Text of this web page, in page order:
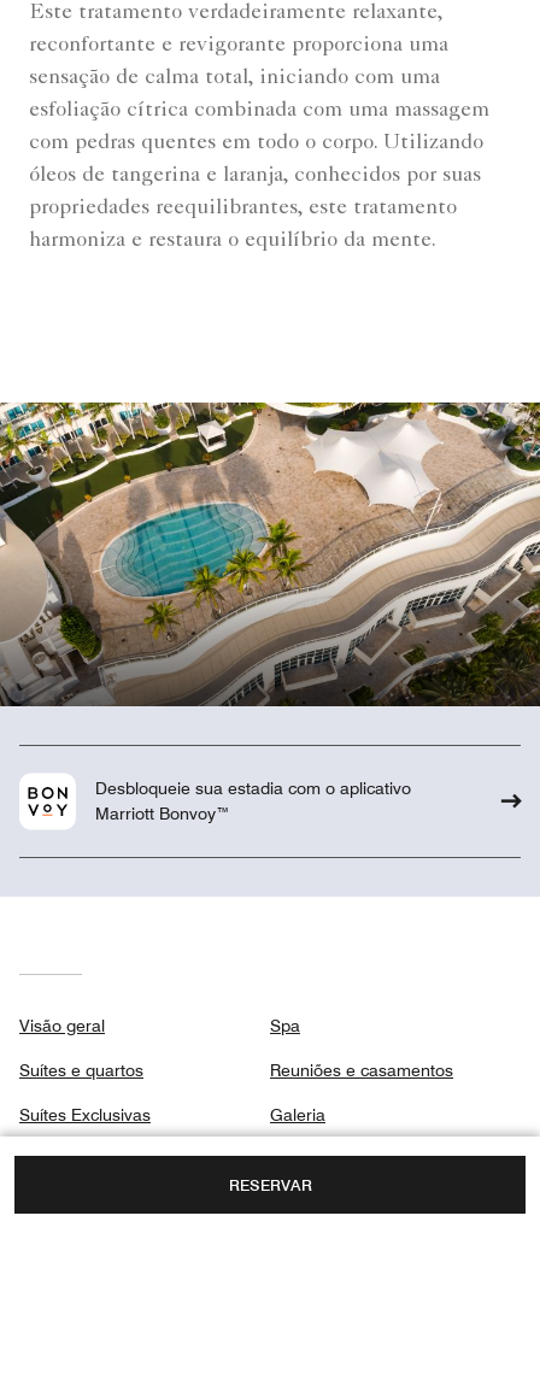
RESERVAR
Este tratamento verdadeiramente relaxante,
reconfortante e revigorante proporciona uma
sensação de calma total, iniciando com uma
esfoliação cítrica combinada com uma massagem
com pedras quentes em todo o corpo. Utilizando
óleos de tangerina e laranja, conhecidos por suas
propriedades reequilibrantes, este tratamento
harmoniza e restaura o equilíbrio da mente.
Desbloqueie sua estadia com o aplicativo
Marriott Bonvoy™
Visão geral
Suítes e quartos
Suítes Exclusivas
Club
Spa
Reuniões e casamentos
Galeria
Central de Privacidade